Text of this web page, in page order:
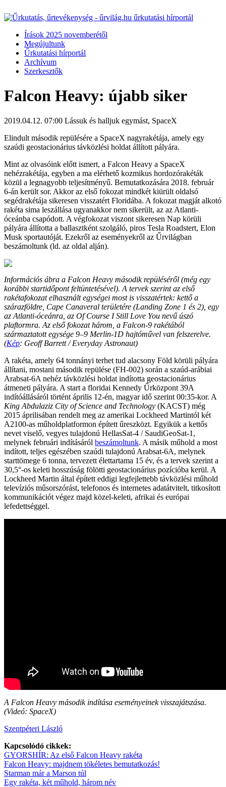
Írások 2025 novemberétől
Megújultunk
Űrkutatási hírportál
Archívum
Szerkesztők
Falcon Heavy: újabb siker
2019.04.12. 07:00 Lássuk és halljuk egymást, SpaceX
Elindult második repülésére a SpaceX nagyrakétája, amely egy
szaúdi geostacionárius távközlési holdat állított pályára.
Mint az olvasóink előtt ismert, a Falcon Heavy a SpaceX
nehézrakétája, egyben a ma elérhető kozmikus hordozórakéták
közül a legnagyobb teljesítményű. Bemutatkozására 2018. február
6-án került sor. Akkor az első fokozat mindkét kiürült oldalsó
segédrakétája sikeresen visszatért Floridába. A fokozat magját alkotó
rakéta sima leszállása ugyanakkor nem sikerült, az az Atlanti-
óceánba csapódott. A végfokozat viszont sikeresen Nap körüli
pályára állította a ballasztként szolgáló, piros Tesla Roadstert, Elon
Musk sportautóját. Ezekről az eseményekről az Űrvilágban
beszámoltunk (ld. az oldal alján).
Információs ábra a Falcon Heavy második repüléséről (még egy
korábbi startidőpont feltüntetésével). A tervek szerint az első
rakétafokozat elhasznált egységei most is visszatértek: kettő a
szárazföldre, Cape Canaveral területére (Landing Zone 1 és 2), egy
az Atlanti-óceánra, az Of Course I Still Love You nevű úszó
plaftormra. Az első fokozat három, a Falcon-9 rakétából
származtatott egysége 9–9 Merlin-1D hajtóművel van felszerelve.
(Kép: Geoff Barrett / Everyday Astronaut)
A rakéta, amely 64 tonnányi terhet tud alacsony Föld körüli pályára
állítani, mostani második repülése (FH-002) során a szaúd-arábiai
Arabsat-6A nehéz távközlési holdat indította geostacionárius
átmeneti pályára. A start a floridai Kennedy Űrközpont 39A
indítóállásáról történt április 12-én, magyar idő szerint 00:35-kor. A
King Abdulaziz City of Science and Technology (KACST) még
2015 áprilisában rendelt meg az amerikai Lockheed Martintól két
A2100-as műholdplatformon épített űreszközt. Egyikük a kettős
nevet viselő, vegyes tulajdonú HellasSat-4 / SaudiGeoSat-1,
melynek februári indításáról beszámoltunk. A másik műhold a most
indított, teljes egészében szaúdi tulajdonú Arabsat-6A, melynek
starttömege 6 tonna, tervezett élettartama 15 év, és a tervek szerint a
30,5°-os keleti hosszúság fölötti geostacionárius pozícióba kerül. A
Lockheed Martin által épített eddigi legfejlettebb távközlési műhold
televíziós műsorszórást, telefonos és internetes adatátvitelt, titkosított
kommunikációt végez majd közel-keleti, afrikai és európai
lefedettséggel.
A Falcon Heavy második indítása eseményeinek visszajátszása.
(Videó: SpaceX)
Szentpéteri László
Kapcsolódó cikkek:
GYORSHÍR: Az első Falcon Heavy rakéta
Falcon Heavy: majdnem tökéletes bemutatkozás!
Starman már a Marson túl
Egy rakéta, két műhold, három név